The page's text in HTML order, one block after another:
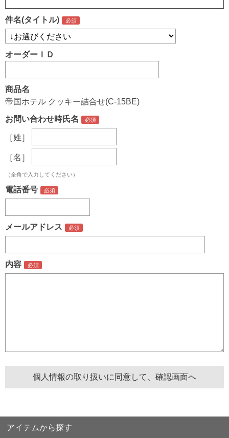
件名(タイトル)
オーダーＩＤ
商品名
帝国ホテル クッキー詰合せ(C-15BE)
お問い合わせ時氏名
［姓］
［名］
（全角で入力してください）
電話番号
メールアドレス
内容
アイテムから探す